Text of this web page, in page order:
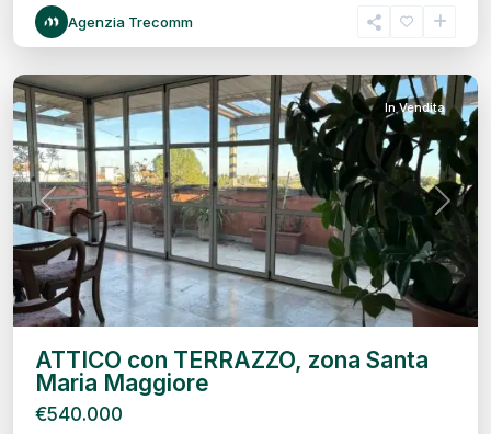
Agenzia Trecomm
Centro
Storico,
Previous Next
In Vendita
ATTICO con TERRAZZO, zona Santa
Maria Maggiore
€540.000